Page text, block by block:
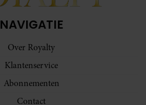
NAVIGATIE
Over Royalty
Klantenservice
Abonnementen
Contact